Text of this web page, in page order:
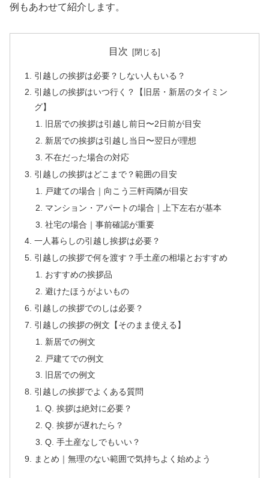
例もあわせて紹介します。
目次
引越しの挨拶は必要？しない人もいる？
引越しの挨拶はいつ行く？【旧居・新居のタイミン
グ】
旧居での挨拶は引越し前日〜2日前が目安
新居での挨拶は引越し当日〜翌日が理想
不在だった場合の対応
引越しの挨拶はどこまで？範囲の目安
戸建ての場合｜向こう三軒両隣が目安
マンション・アパートの場合｜上下左右が基本
社宅の場合｜事前確認が重要
一人暮らしの引越し挨拶は必要？
引越しの挨拶で何を渡す？手土産の相場とおすすめ
おすすめの挨拶品
避けたほうがよいもの
引越しの挨拶でのしは必要？
引越しの挨拶の例文【そのまま使える】
新居での例文
戸建てでの例文
旧居での例文
引越しの挨拶でよくある質問
Q. 挨拶は絶対に必要？
Q. 挨拶が遅れたら？
Q. 手土産なしでもいい？
まとめ｜無理のない範囲で気持ちよく始めよう